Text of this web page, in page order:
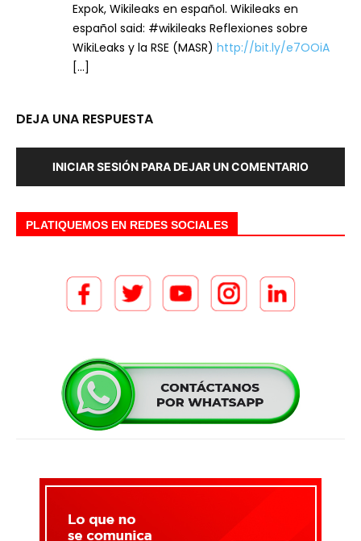
Expok, Wikileaks en español. Wikileaks en
español said: #wikileaks Reflexiones sobre
WikiLeaks y la RSE (MASR) http://bit.ly/e7OOiA
[…]
DEJA UNA RESPUESTA
INICIAR SESIÓN PARA DEJAR UN COMENTARIO
PLATIQUEMOS EN REDES SOCIALES